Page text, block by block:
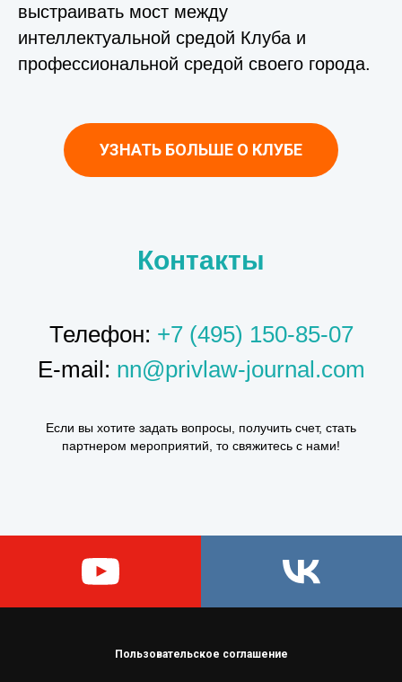
выстраивать мост между
интеллектуальной средой Клуба и
профессиональной средой своего города.
УЗНАТЬ БОЛЬШЕ О КЛУБЕ
Контакты
Телефон: +7 (495) 150-85-07
E-mail: nn@privlaw-journal.com
Если вы хотите задать вопросы, получить счет, стать
партнером мероприятий, то свяжитесь с нами!
Пользовательское соглашение